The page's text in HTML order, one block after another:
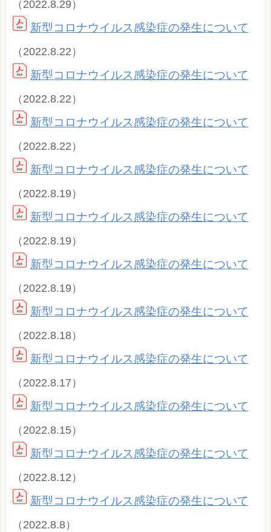
（2022.8.29）
新型コロナウイルス感染症の発生について
（2022.8.22）
新型コロナウイルス感染症の発生について
（2022.8.22）
新型コロナウイルス感染症の発生について
（2022.8.22）
新型コロナウイルス感染症の発生について
（2022.8.19）
新型コロナウイルス感染症の発生について
（2022.8.19）
新型コロナウイルス感染症の発生について
（2022.8.19）
新型コロナウイルス感染症の発生について
（2022.8.18）
新型コロナウイルス感染症の発生について
（2022.8.17）
新型コロナウイルス感染症の発生について
（2022.8.15）
新型コロナウイルス感染症の発生について
（2022.8.12）
新型コロナウイルス感染症の発生について
（2022.8.8）